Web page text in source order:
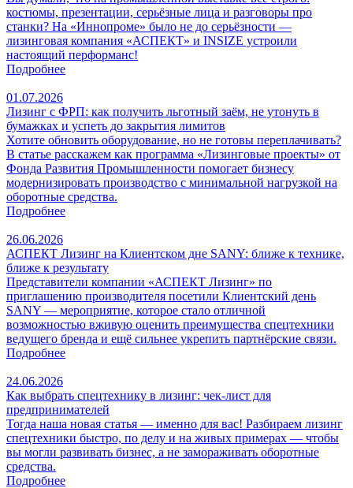
костюмы, презентации, серьёзные лица и разговоры про
станки? На «Иннопроме» было не до серьёзности —
лизинговая компания «АСПЕКТ» и INSIZE устроили
настоящий перформанс!
Подробнее
01.07.2026
Лизинг с ФРП: как получить льготный заём, не утонуть в
бумажках и успеть до закрытия лимитов
Хотите обновить оборудование, но не готовы переплачивать?
В статье расскажем как программа «Лизинговые проекты» от
Фонда Развития Промышленности помогает бизнесу
модернизировать производство с минимальной нагрузкой на
оборотные средства.
Подробнее
26.06.2026
АСПЕКТ Лизинг на Клиентском дне SANY: ближе к технике,
ближе к результату
Представители компании «АСПЕКТ Лизинг» по
приглашению производителя посетили Клиентский день
SANY — мероприятие, которое стало отличной
возможностью вживую оценить преимущества спецтехники
ведущего бренда и ещё сильнее укрепить партнёрские связи.
Подробнее
24.06.2026
Как выбрать спецтехнику в лизинг: чек‑лист для
предпринимателей
Тогда наша новая статья — именно для вас! Разбираем лизинг
спецтехники быстро, по делу и на живых примерах — чтобы
вы могли развивать бизнес, а не замораживать оборотные
средства.
Подробнее